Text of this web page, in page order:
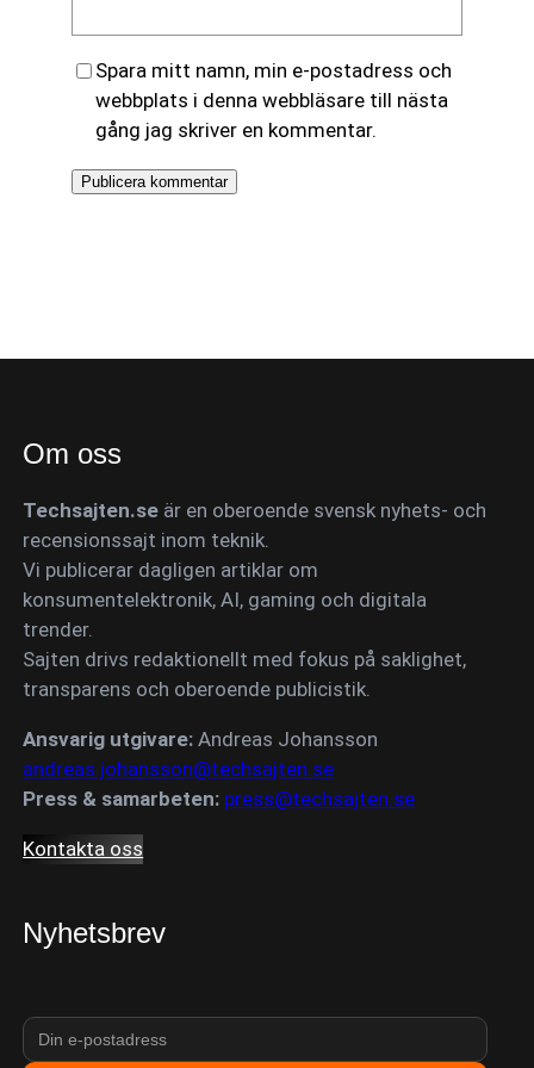
Spara mitt namn, min e-postadress och
webbplats i denna webbläsare till nästa
gång jag skriver en kommentar.
Om oss
Techsajten.se är en oberoende svensk nyhets- och
recensionssajt inom teknik.
Vi publicerar dagligen artiklar om
konsumentelektronik, AI, gaming och digitala
trender.
Sajten drivs redaktionellt med fokus på saklighet,
transparens och oberoende publicistik.
Ansvarig utgivare: Andreas Johansson
andreas.johansson@techsajten.se
Press & samarbeten: press@techsajten.se
Kontakta oss
Nyhetsbrev